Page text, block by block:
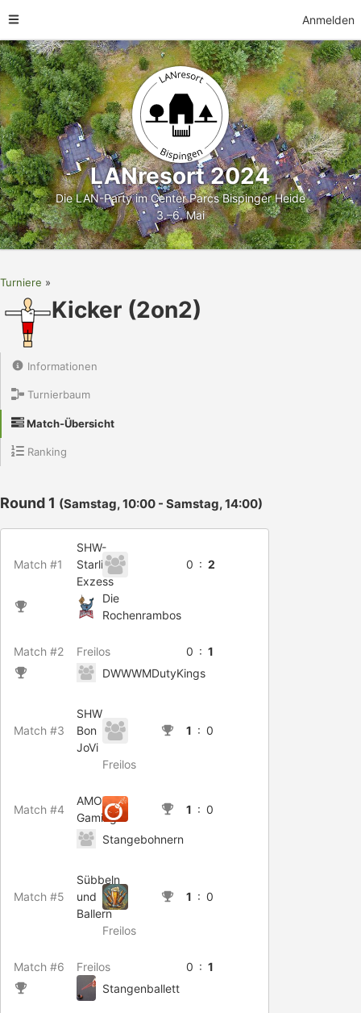
Anmelden
LANresort 2024
Die LAN-Party im Center Parcs Bispinger Heide
3.–6. Mai
Turniere
Kicker (2on2)
Informationen
Turnierbaum
Match-Übersicht
Ranking
Round 1 (Samstag, 10:00 - Samstag, 14:00)
Match #1
SHW-
Starlight
Exzess
0 : 2
Die
Rochenrambos
Match #2 Freilos 0 : 1
DWWWMDutyKings
Match #3
SHW
Bon
JoVi
1 : 0
Freilos
Match #4
AMOX
Gaming
1 : 0
Stangebohnern
Match #5
Sübbeln
und
Ballern
1 : 0
Freilos
Match #6 Freilos 0 : 1
Stangenballett